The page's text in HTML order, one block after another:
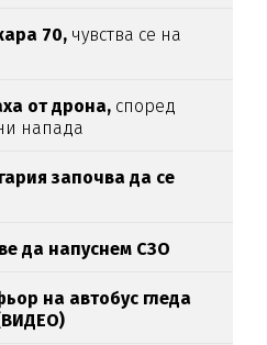
70, чувства се на
от дрона, според
напада
започва да се
да напуснем СЗО
на автобус гледа